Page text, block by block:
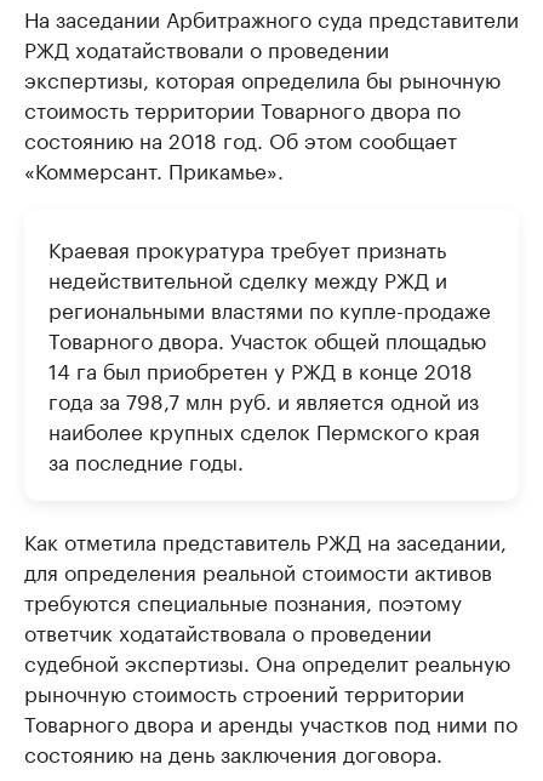
На заседании Арбитражного суда представители
РЖД ходатайствовали о проведении
экспертизы, которая определила бы рыночную
стоимость территории Товарного двора по
состоянию на 2018 год. Об этом сообщает
«Коммерсант. Прикамье».
Краевая прокуратура требует признать
недействительной сделку между РЖД и
региональными властями по купле-продаже
Товарного двора. Участок общей площадью
14 га был приобретен у РЖД в конце 2018
года за 798,7 млн руб. и является одной из
наиболее крупных сделок Пермского края
за последние годы.
Как отметила представитель РЖД на заседании,
для определения реальной стоимости активов
требуются специальные познания, поэтому
ответчик ходатайствовала о проведении
судебной экспертизы. Она определит реальную
рыночную стоимость строений территории
Товарного двора и аренды участков под ними по
состоянию на день заключения договора.